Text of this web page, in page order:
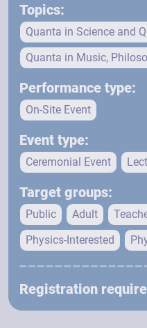
Topics:
Quanta in Science and
Quanta in Music,
Performance type:
On-Site Event
Event type:
Ceremonial Event
Target groups:
Public Adult
Physics-Interested
Registration